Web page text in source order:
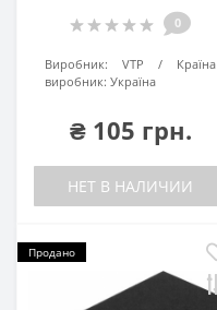
0
Виробник: VTP
Країна
виробник: Україна
₴ 105 грн.
НЕТ В НАЛИЧИИ
Продано